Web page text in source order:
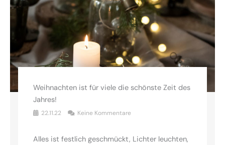
Weihnachten ist für viele die schönste Zeit des
Jahres!
22.11.22 Keine Kommentare
Alles ist festlich geschmückt, Lichter leuchten,